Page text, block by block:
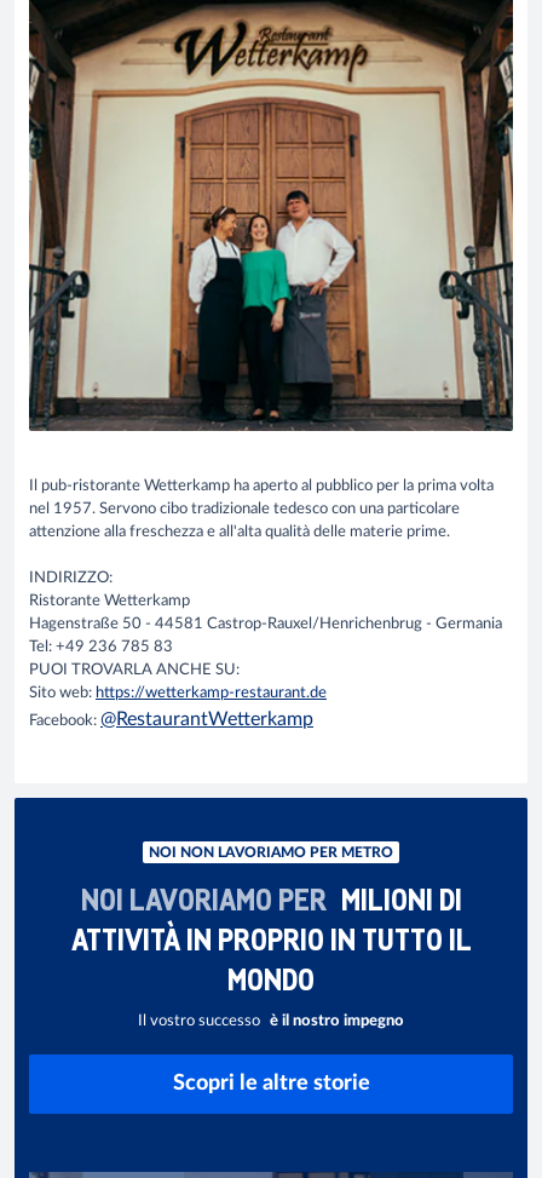
Il pub-ristorante Wetterkamp ha aperto al pubblico per la prima volta
nel 1957. Servono cibo tradizionale tedesco con una particolare
attenzione alla freschezza e all'alta qualità delle materie prime.
INDIRIZZO:
Ristorante Wetterkamp
Hagenstraße 50 - 44581 Castrop-Rauxel/Henrichenbrug - Germania
Tel: +49 236 785 83
PUOI TROVARLA ANCHE SU:
Sito web: https://wetterkamp-restaurant.de
Facebook: @RestaurantWetterkamp
NOI NON LAVORIAMO PER METRO
NOI LAVORIAMO PER MILIONI DI
ATTIVITÀ IN PROPRIO IN TUTTO IL
MONDO
Il vostro successo è il nostro impegno
Scopri le altre storie